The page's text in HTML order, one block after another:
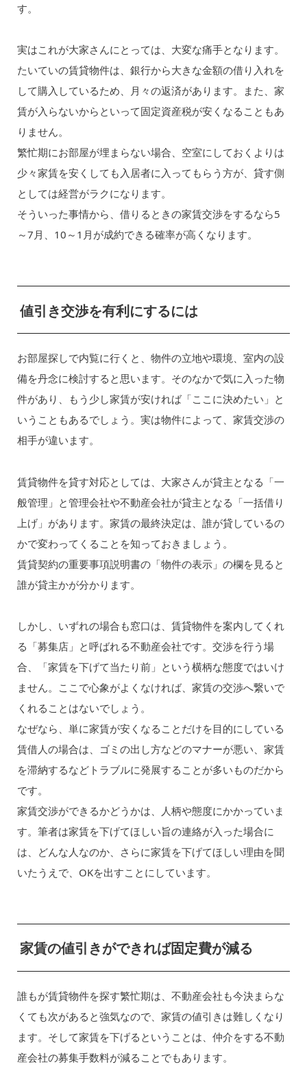
す。
実はこれが大家さんにとっては、大変な痛手となります。
たいていの賃貸物件は、銀行から大きな金額の借り入れを
して購入しているため、月々の返済があります。また、家
賃が入らないからといって固定資産税が安くなることもあ
りません。
繁忙期にお部屋が埋まらない場合、空室にしておくよりは
少々家賃を安くしても入居者に入ってもらう方が、貸す側
としては経営がラクになります。
そういった事情から、借りるときの家賃交渉をするなら5
～7月、10～1月が成約できる確率が高くなります。
値引き交渉を有利にするには
お部屋探しで内覧に行くと、物件の立地や環境、室内の設
備を丹念に検討すると思います。そのなかで気に入った物
件があり、もう少し家賃が安ければ「ここに決めたい」と
いうこともあるでしょう。実は物件によって、家賃交渉の
相手が違います。
賃貸物件を貸す対応としては、大家さんが貸主となる「一
般管理」と管理会社や不動産会社が貸主となる「一括借り
上げ」があります。家賃の最終決定は、誰が貸しているの
かで変わってくることを知っておきましょう。
賃貸契約の重要事項説明書の「物件の表示」の欄を見ると
誰が貸主かが分かります。
しかし、いずれの場合も窓口は、賃貸物件を案内してくれ
る「募集店」と呼ばれる不動産会社です。交渉を行う場
合、「家賃を下げて当たり前」という横柄な態度ではいけ
ません。ここで心象がよくなければ、家賃の交渉へ繋いで
くれることはないでしょう。
なぜなら、単に家賃が安くなることだけを目的にしている
賃借人の場合は、ゴミの出し方などのマナーが悪い、家賃
を滞納するなどトラブルに発展することが多いものだから
です。
家賃交渉ができるかどうかは、人柄や態度にかかっていま
す。筆者は家賃を下げてほしい旨の連絡が入った場合に
は、どんな人なのか、さらに家賃を下げてほしい理由を聞
いたうえで、OKを出すことにしています。
家賃の値引きができれば固定費が減る
誰もが賃貸物件を探す繁忙期は、不動産会社も今決まらな
くても次があると強気なので、家賃の値引きは難しくなり
ます。そして家賃を下げるということは、仲介をする不動
産会社の募集手数料が減ることでもあります。